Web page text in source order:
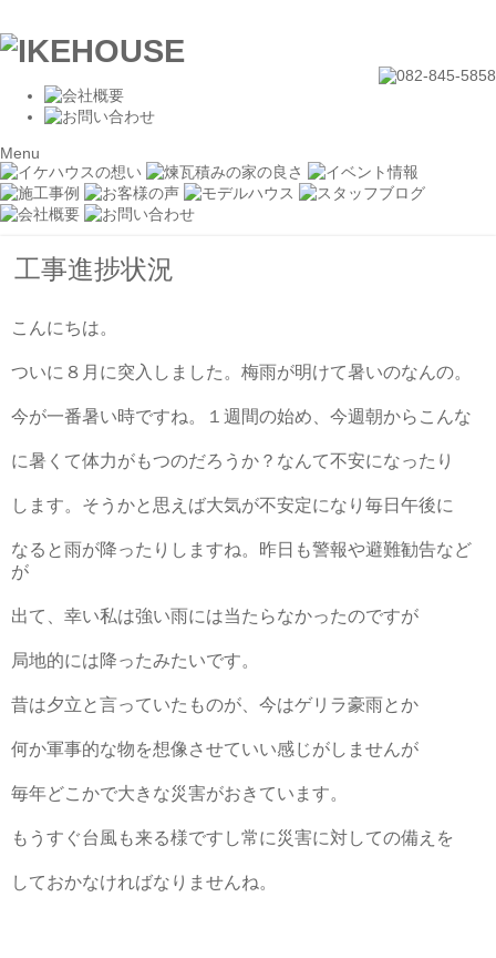
Menu
工事進捗状況
こんにちは。
ついに８月に突入しました。梅雨が明けて暑いのなんの。
今が一番暑い時ですね。１週間の始め、今週朝からこんな
に暑くて体力がもつのだろうか？なんて不安になったり
します。 そうかと思えば大気が不安定になり毎日午後に
なると雨が降ったり しますね。昨日も警報や避難勧告など
が
出て、 幸い私は強い雨には当たらなかったのですが
局地的には降ったみたいです。
昔は夕立と言っていたものが、今はゲリラ豪雨とか
何か軍事的な物を想像させていい感じがしませんが
毎年どこかで大きな災害がおきています。
もうすぐ台風も来る様ですし常に災害に対しての備えを
しておかなければなりませんね。